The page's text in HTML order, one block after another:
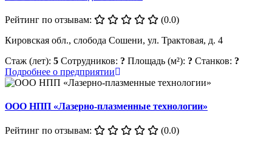
Рейтинг по отзывам:
(0.0)
Кировская обл., слобода Сошени, ул. Трактовая, д. 4
Стаж (лет): 5 Сотрудников: ? Площадь (м²): ? Станков: ?
Подробнее о предприятии
ООО НПП «Лазерно-плазменные технологии»
Рейтинг по отзывам:
(0.0)